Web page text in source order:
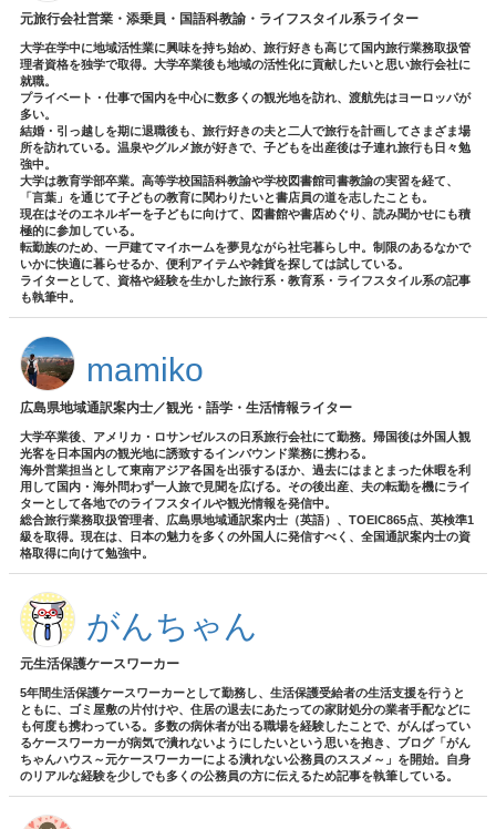
元旅行会社営業・添乗員・国語科教諭・ライフスタイル系ライター
大学在学中に地域活性業に興味を持ち始め、旅行好きも高じて国内旅行業務取扱管
理者資格を独学で取得。大学卒業後も地域の活性化に貢献したいと思い旅行会社に
就職。
プライベート・仕事で国内を中心に数多くの観光地を訪れ、渡航先はヨーロッパが
多い。
結婚・引っ越しを期に退職後も、旅行好きの夫と二人で旅行を計画してさまざま場
所を訪れている。温泉やグルメ旅が好きで、子どもを出産後は子連れ旅行も日々勉
強中。
大学は教育学部卒業。高等学校国語科教諭や学校図書館司書教諭の実習を経て、
「言葉」を通じて子どもの教育に関わりたいと書店員の道を志したことも。
現在はそのエネルギーを子どもに向けて、図書館や書店めぐり、読み聞かせにも積
極的に参加している。
転勤族のため、一戸建てマイホームを夢見ながら社宅暮らし中。制限のあるなかで
いかに快適に暮らせるか、便利アイテムや雑貨を探しては試している。
ライターとして、資格や経験を生かした旅行系・教育系・ライフスタイル系の記事
も執筆中。
mamiko
広島県地域通訳案内士／観光・語学・生活情報ライター
大学卒業後、アメリカ・ロサンゼルスの日系旅行会社にて勤務。帰国後は外国人観
光客を日本国内の観光地に誘致するインバウンド業務に携わる。
海外営業担当として東南アジア各国を出張するほか、過去にはまとまった休暇を利
用して国内・海外問わず一人旅で見聞を広げる。その後出産、夫の転勤を機にライ
ターとして各地でのライフスタイルや観光情報を発信中。
総合旅行業務取扱管理者、広島県地域通訳案内士（英語）、TOEIC865点、英検準1
級を取得。現在は、日本の魅力を多くの外国人に発信すべく、全国通訳案内士の資
格取得に向けて勉強中。
がんちゃん
元生活保護ケースワーカー
5年間生活保護ケースワーカーとして勤務し、生活保護受給者の生活支援を行うと
ともに、ゴミ屋敷の片付けや、住居の退去にあたっての家財処分の業者手配などに
も何度も携わっている。多数の病休者が出る職場を経験したことで、がんばってい
るケースワーカーが病気で潰れないようにしたいという思いを抱き、ブログ「がん
ちゃんハウス～元ケースワーカーによる潰れない公務員のススメ～」を開始。自身
のリアルな経験を少しでも多くの公務員の方に伝えるため記事を執筆している。